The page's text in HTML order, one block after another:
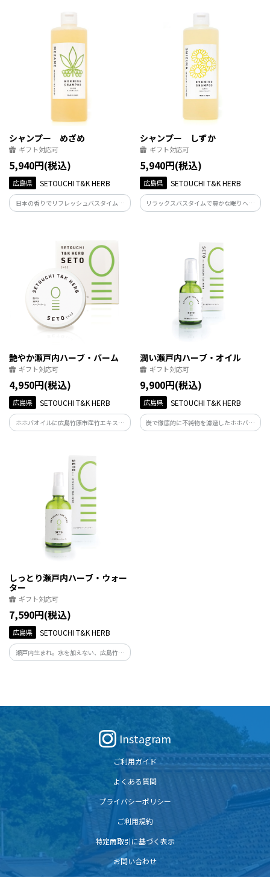
た、肌を守り整える、香り豊かなフレグ
ランスタイプのオーガニック石鹸。
かな竹の香りの毛穴＆肌ケア石鹸。手造
りだからできるモノクロ2色のスタイリッ
シャンプー めざめ
ギフト対応可
5,940円(税込)
広島県 SETOUCHI T&K HERB
日本の香りでリフレッシュバスタイム。
自然派石鹸シャンプーの「キシミ」や
ハーブシャンプー。
シャンプー しずか
ギフト対応可
5,940円(税込)
広島県 SETOUCHI T&K HERB
リラックスバスタイムで豊かな眠りへ。
自然派石鹸シャンプーの「キシミ」や
モットの「癒し」系ハーブシャンプー。
艶やか瀬戸内ハーブ・バーム
ギフト対応可
4,950円(税込)
広島県 SETOUCHI T&K HERB
ホホバオイルに広島竹原市産竹エキスと
国産ティーツリーやカモミールとシダー
か多様なお肌ケアの自然派エモリメント
マルチバーム
潤い瀬戸内ハーブ・オイル
ギフト対応可
9,900円(税込)
広島県 SETOUCHI T&K HERB
炭で徹底的に不純物を濾過したホホバオ
イルに広島県竹原市産の竹を漬け込み生
しっとり瀬戸内ハーブ・ウォー
ター
ギフト対応可
7,590円(税込)
広島県 SETOUCHI T&K HERB
瀬戸内生まれ。水を加えない、広島竹原
の「竹」の天然乳酸菌で自然発酵させ独
地の恵みから。
Instagram
ご利用ガイド
よくある質問
プライバシーポリシー
ご利用規約
特定商取引に基づく表示
お問い合わせ